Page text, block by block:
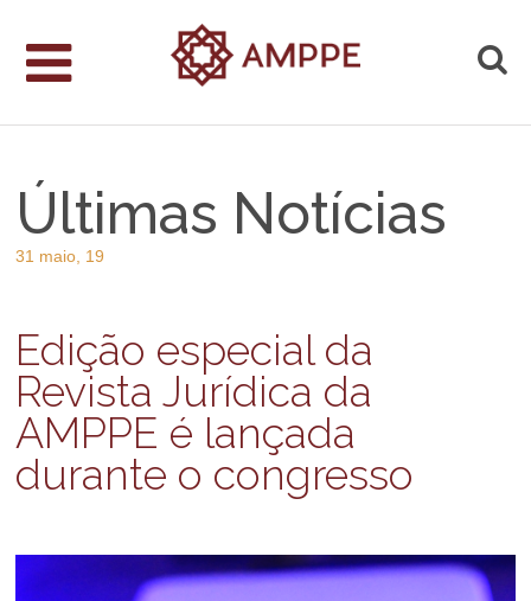
Últimas Notícias
31 maio, 19
Edição especial da
Revista Jurídica da
AMPPE é lançada
durante o congresso